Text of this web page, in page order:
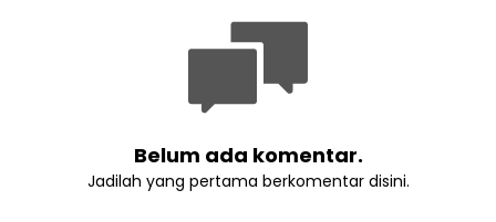
Belum ada komentar.
Jadilah yang pertama berkomentar disini.